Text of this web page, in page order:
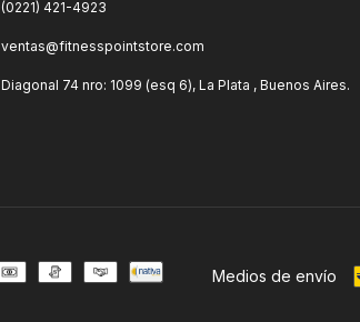
(0221) 421-4923
ventas@fitnesspointstore.com
Diagonal 74 nro: 1099 (esq 6), La Plata , Buenos Aires.
Medios de envío